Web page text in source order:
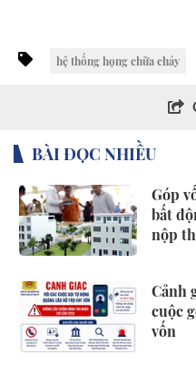
hệ thống họng chữa cháy
BÀI ĐỌC NHIỀU
Góp
bất
nộp
Cảnh
cuộc
vốn